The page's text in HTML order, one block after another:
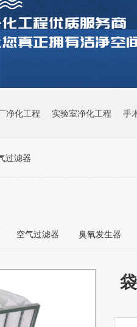
净化工程 实验室净化工程 手
过滤器
空气过滤器 臭氧发生器